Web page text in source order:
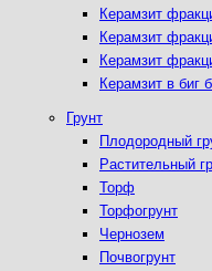
Керамзит
Керамзит
Керамзит
Керамзит в биг
Грунт
Плодородный
Растительный
Торф
Торфогрунт
Чернозем
Почвогрунт